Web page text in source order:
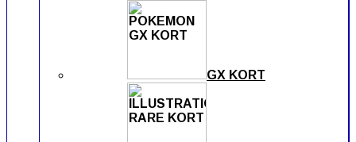
GX KORT